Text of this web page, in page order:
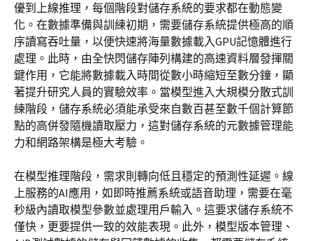
優到上線推理，每個階段對儲存系統的要求都在動態變
化。在數據準備與訓練初期，需要儲存系統提供極高的順
序讀寫吞吐量，以便快速將海量數據載入GPU記憶體進行
處理。此時，由全快閃儲存陣列構建的高速資料層發揮關
鍵作用，它能將數據載入時間從數小時縮短至數分鐘，顯
著提升研究人員的實驗效率。當模型進入大規模分散式訓
練階段，儲存系統必須能承受來自數百甚至數千個計算節
點的高併發隨機讀取壓力，這對儲存系統的元數據管理能
力和網路架構是極大考驗。
在模型推理階段，需求則轉向低且穩定的預測性延遲。線
上服務的AI應用，如即時推薦系統或語音助理，需要在毫
秒級內讀取模型參數並處理用戶輸入。這要求儲存系統不
僅快，更要提供一致的效能表現。此外，模型版本管理、